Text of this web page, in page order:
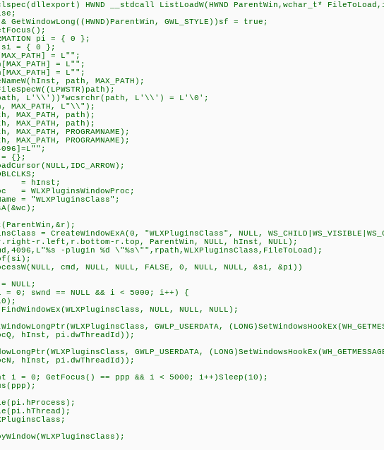
HWND __stdcall ListLoadW(HWND ParentWin,wchar_t*
GWL_STYLE))sf = true;
pi = { 0 };
si = { 0 };
= L"";
= L"";
= L"";
path, MAX_PATH);
L'\\'))*wcsrchr(path, L'\\') = L'\0';
L"\\");
MAX_PATH, path);
MAX_PATH, path);
PROGRAMNAME);
PROGRAMNAME);
= {};
= hInst;
= WLXPluginsWindowProc;
= "WLXPluginsClass";
= CreateWindowExA(0, "WLXPluginsClass", NULL,
r.left,r.bottom-r.top, ParentWin, NULL, hInst, NULL);
-plugin %d \"%s\"",rpath,WLXPluginsClass,FileToLoad);
cmd, NULL, NULL, FALSE, 0, NULL, NULL, &si, &pi))
NULL;
== NULL && i < 5000; i++) {
NULL, NULL, NULL);
GWLP_USERDATA,
hInst, pi.dwThreadId));
GWLP_USERDATA,
hInst, pi.dwThreadId));
== ppp && i < 5000; i++)Sleep(10);